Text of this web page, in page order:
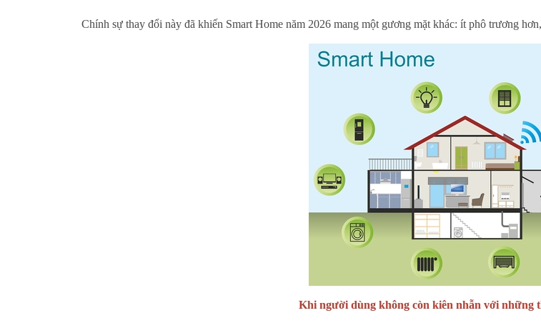
Chính sự thay đổi này đã khiến Smart Home năm 2026 mang một gương mặt khác: ít phô trương
Khi người dùng không còn kiên nhẫn với những